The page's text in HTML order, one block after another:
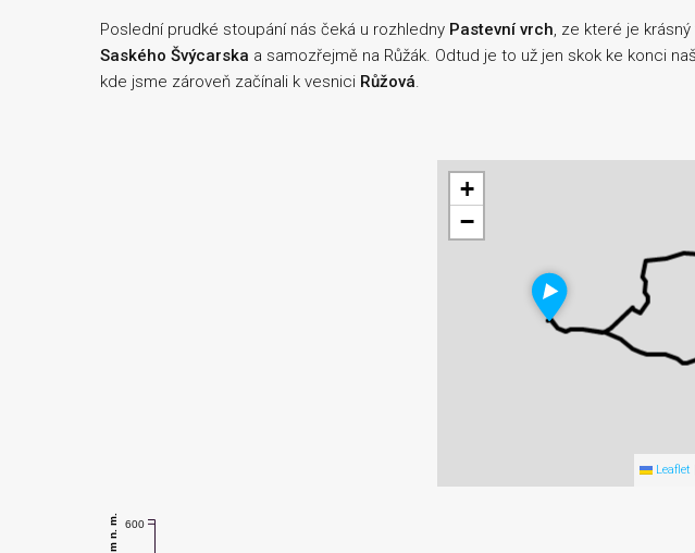
Poslední prudké stoupání nás čeká u rozhledny Pastevní vrch, ze které je
Saského Švýcarska a samozřejmě na Růžák. Odtud je to už jen skok ke konci
kde jsme zároveň začínali k vesnici Růžová.
+
−
Leaflet
600
m n. m.